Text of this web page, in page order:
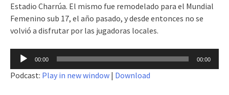
Estadio Charrúa. El mismo fue remodelado para el Mundial
Femenino sub 17, el año pasado, y desde entonces no se
volvió a disfrutar por las jugadoras locales.
Reproductor
audio
00:00 00:00
Podcast: Play in new window | Download